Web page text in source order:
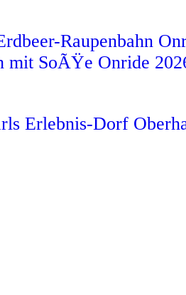
Raupenbahn
mit SoÃŸe Onride
Erlebnis-Dorf